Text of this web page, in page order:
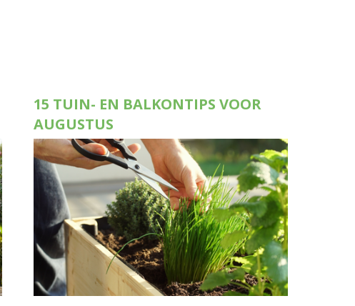
15 TUIN- EN BALKONTIPS VOOR
AUGUSTUS